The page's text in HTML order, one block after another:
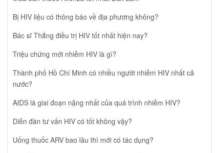
Bị HIV liệu có thông báo về địa phương không?
Bác sĩ Thắng điều trị HIV tốt nhất hiện nay?
Triệu chứng mới nhiễm HIV là gì?
Thành phố Hồ Chí Minh có nhiều người nhiễm HIV nhất cả
nước?
AIDS là giai đoạn nặng nhất của quá trình nhiễm HIV?
Diễn đàn tư vấn HIV có tốt không vậy?
Uống thuốc ARV bao lâu thì mới có tác dụng?